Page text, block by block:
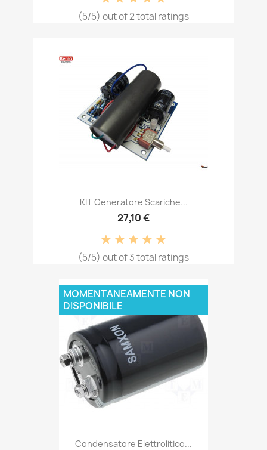
(5/5) out of 2 total ratings
KIT Generatore Scariche...
27,10 €
(5/5) out of 3 total ratings
Condensatore Elettrolitico...
MOMENTANEAMENTE NON
DISPONIBILE